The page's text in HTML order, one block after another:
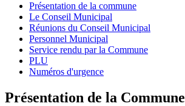
Présentation de la commune
Le Conseil Municipal
Réunions du Conseil Municipal
Personnel Municipal
Service rendu par la Commune
PLU
Numéros d'urgence
Présentation de la Commune